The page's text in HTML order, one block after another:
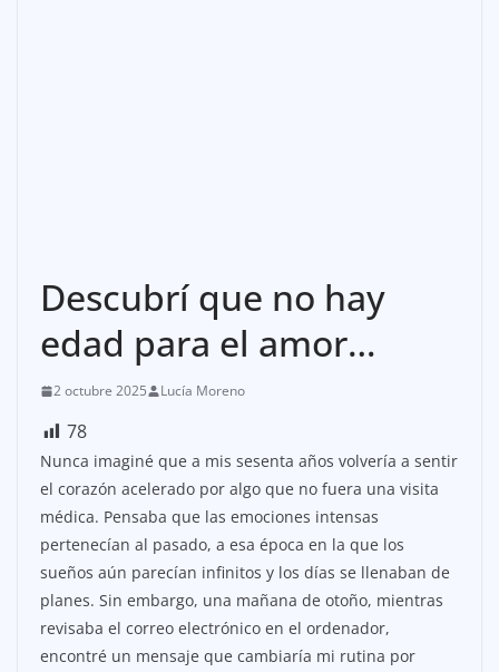
Descubrí que no hay
edad para el amor…
2 octubre 2025 Lucía Moreno
78
Nunca imaginé que a mis sesenta años volvería a sentir
el corazón acelerado por algo que no fuera una visita
médica. Pensaba que las emociones intensas
pertenecían al pasado, a esa época en la que los
sueños aún parecían infinitos y los días se llenaban de
planes. Sin embargo, una mañana de otoño, mientras
revisaba el correo electrónico en el ordenador,
encontré un mensaje que cambiaría mi rutina por